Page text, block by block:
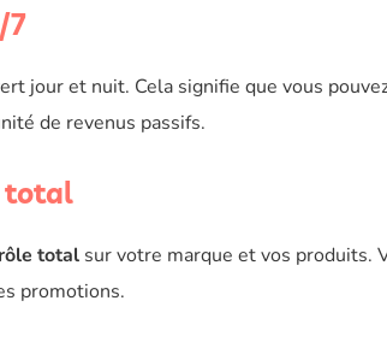
7
jour et nuit. Cela signifie que vous
de revenus passifs.
total
total sur votre marque et vos produits.
promotions.